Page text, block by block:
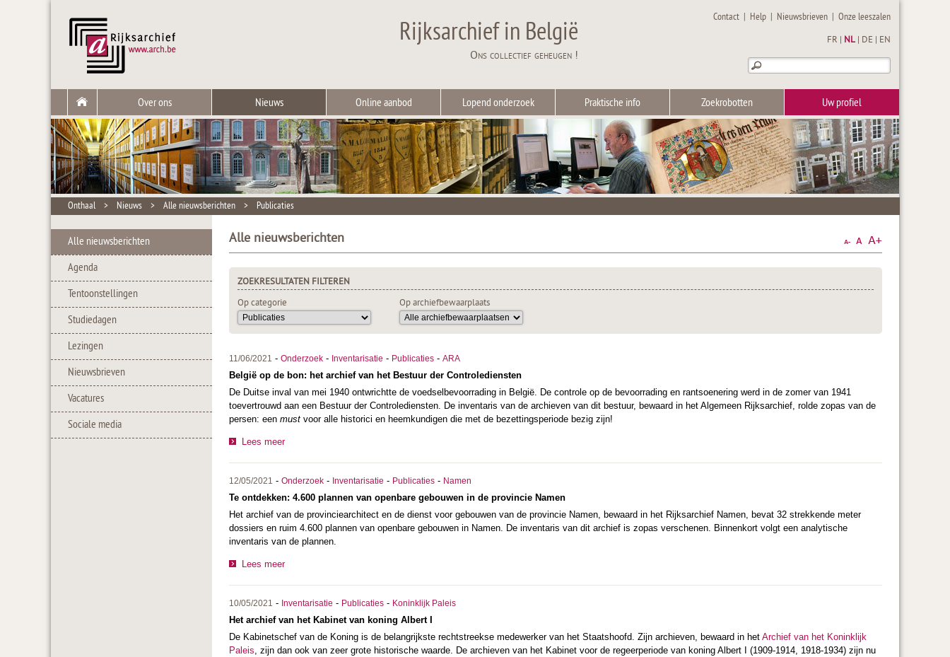
Rijksarchief in België
Ons collectief geheugen !
Contact | Help | Nieuwsbrieven |Onze leeszalen
FR NL DE EN
Over ons Nieuws Online aanbod Lopend onderzoek Praktische info Zoekrobotten Uw profiel
Onthaal > Nieuws > Alle nieuwsberichten > Publicaties
Alle nieuwsberichten
Agenda
Tentoonstellingen
Studiedagen
Lezingen
Nieuwsbrieven
Vacatures
Sociale media
Alle nieuwsberichten
ZOEKRESULTATEN FILTEREN
Op categorie
Op archiefbewaarplaats
11/06/2021 - Onderzoek - Inventarisatie - Publicaties - ARA
België op de bon: het archief van het Bestuur der Controlediensten
De Duitse inval van mei 1940 ontwrichtte de voedselbevoorrading in België. De controle op de bevoorrading en rantsoenering werd in de zomer van 1941
toevertrouwd aan een Bestuur der Controlediensten. De inventaris van de archieven van dit bestuur, bewaard in het Algemeen Rijksarchief, rolde zopas van de
persen: een must voor alle historici en heemkundigen die met de bezettingsperiode bezig zijn!
Lees meer
12/05/2021 - Onderzoek - Inventarisatie - Publicaties - Namen
Te ontdekken: 4.600 plannen van openbare gebouwen in de provincie Namen
Het archief van de provinciearchitect en de dienst voor gebouwen van de provincie Namen, bewaard in het Rijksarchief Namen, bevat 32 strekkende meter
dossiers en ruim 4.600 plannen van openbare gebouwen in Namen. De inventaris van dit archief is zopas verschenen. Binnenkort volgt een analytische
inventaris van de plannen.
Lees meer
10/05/2021 - Inventarisatie - Publicaties - Koninklijk Paleis
Het archief van het Kabinet van koning Albert I
De Kabinetschef van de Koning is de belangrijkste rechtstreekse medewerker van het Staatshoofd. Zijn archieven, bewaard in het Archief van het Koninklijk
Paleis , zijn dan ook van zeer grote historische waarde. De archieven van het Kabinet voor de regeerperiode van koning Albert I (1909-1914, 1918-1934) zijn nu